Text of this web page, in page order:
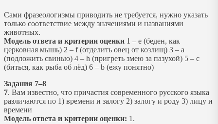
Сами фразеологизмы приводить не требуется, нужно указать
только соответствие между значениями и названиями
животных.
Модель ответа и критерии оценки 1 – e (беден, как
церковная мышь) 2 – f (отделить овец от козлищ) 3 – a
(подложить свинью) 4 – h (пригреть змею за пазухой) 5 – c
(биться, как рыба об лёд) 6 – b (ежу понятно)
Задания 7–8
7. Вам известно, что причастия современного русского языка
различаются по 1) времени и залогу 2) залогу и роду 3) лицу и
времени
Модель ответа и критерии оценки: 1.